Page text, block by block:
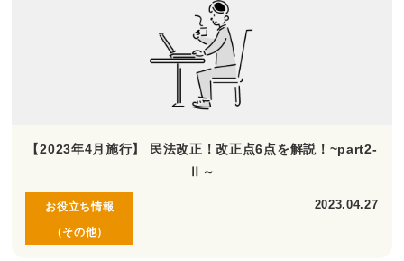
【2023年4月施行】 民法改正！改正点6点を解説！~part2-
Ⅱ～
お役立ち情報
（その他）
2023.04.27